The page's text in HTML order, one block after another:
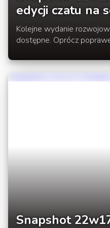
edycji czatu na
Kolejne wydanie
dostępne. Oprócz
umożliwić ustawienie
serwerze.
Snapshot